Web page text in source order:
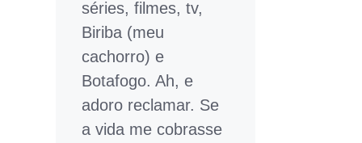
séries, filmes, tv,
Biriba (meu
cachorro) e
Botafogo. Ah, e
adoro reclamar. Se
a vida me cobrasse